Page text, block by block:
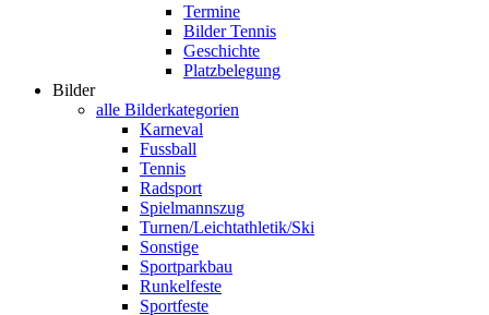
Termine
Bilder Tennis
Geschichte
Platzbelegung
Bilder
alle Bilderkategorien
Karneval
Fussball
Tennis
Radsport
Spielmannszug
Turnen/Leichtathletik/Ski
Sonstige
Sportparkbau
Runkelfeste
Sportfeste